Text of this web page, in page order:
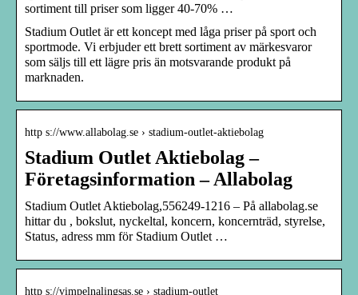
sortiment till priser som ligger 40-70% …
Stadium Outlet är ett koncept med låga priser på sport och
sportmode. Vi erbjuder ett brett sortiment av märkesvaror
som säljs till ett lägre pris än motsvarande produkt på
marknaden.
http s://www.allabolag.se › stadium-outlet-aktiebolag
Stadium Outlet Aktiebolag –
Företagsinformation – Allabolag
Stadium Outlet Aktiebolag,556249-1216 – På allabolag.se
hittar du , bokslut, nyckeltal, koncern, koncernträd, styrelse,
Status, adress mm för Stadium Outlet …
http s://vimpelnalingsas.se › stadium-outlet